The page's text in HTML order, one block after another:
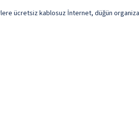
ücretsiz kablosuz İnternet, düğün